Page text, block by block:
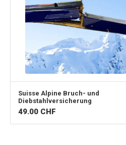
Suisse Alpine Bruch- und
Diebstahlversicherung
49.00 CHF